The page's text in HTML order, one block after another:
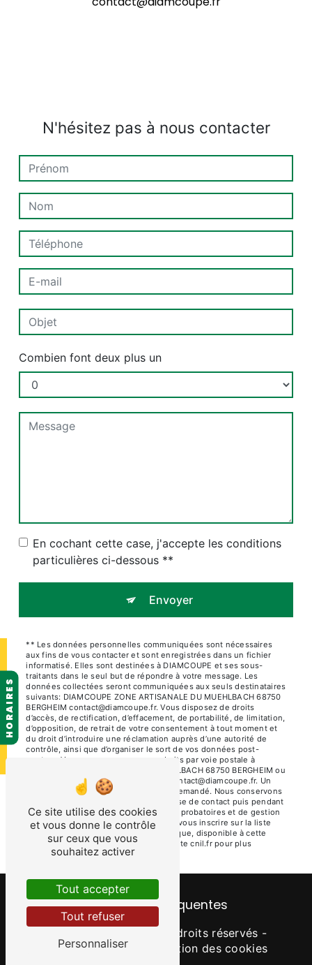
N'hésitez pas à nous contacter
Combien font deux plus un
En cochant cette case, j'accepte les conditions
particulières ci-dessous **
Envoyer
** Les données personnelles communiquées sont nécessaires
aux fins de vous contacter et sont enregistrées dans un fichier
informatisé. Elles sont destinées à DIAMCOUPE et ses sous-
traitants dans le seul but de répondre à votre message. Les
données collectées seront communiquées aux seuls destinataires
suivants: DIAMCOUPE ZONE ARTISANALE DU MUEHLBACH 68750
BERGHEIM contact@diamcoupe.fr. Vous disposez de droits
d’accès, de rectification, d’effacement, de portabilité, de limitation,
d’opposition, de retrait de votre consentement à tout moment et
du droit d’introduire une réclamation auprès d’une autorité de
contrôle, ainsi que d’organiser le sort de vos données post-
mortem. Vous pouvez exercer ces droits par voie postale à
l'adresse ZONE ARTISANALE DU MUEHLBACH 68750 BERGHEIM ou
par courrier électronique à l'adresse contact@diamcoupe.fr. Un
justificatif d'identité pourra vous être demandé. Nous conservons
vos données pendant la période de prise de contact puis pendant
la durée de prescription légale aux fins probatoires et de gestion
des contentieux. Vous avez le droit de vous inscrire sur la liste
d'opposition au démarchage téléphonique, disponible à cette
adresse: Bloctel.gouv.fr. Consultez le site cnil.fr pour plus
d’informations sur vos droits.
Recherches fréquentes
- 2026 - Tous droits réservés -
Mentions légales
Gestion des cookies
HORAIRES
Ce site utilise des cookies
et vous donne le contrôle
sur ceux que vous
souhaitez activer
Tout accepter
Tout refuser
Personnaliser